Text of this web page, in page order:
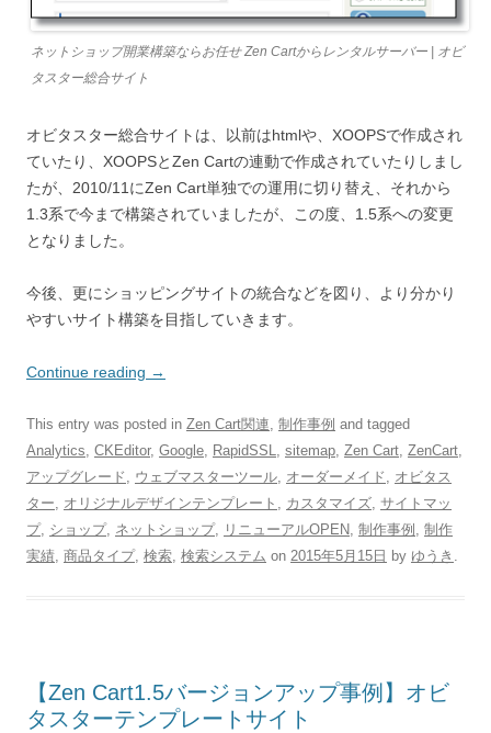
ネットショップ開業構築ならお任せ Zen Cartからレンタルサーバー | オビ
タスター総合サイト
オビタスター総合サイトは、以前はhtmlや、XOOPSで作成され
ていたり、XOOPSとZen Cartの連動で作成されていたりしまし
たが、2010/11にZen Cart単独での運用に切り替え、それから
1.3系で今まで構築されていましたが、この度、1.5系への変更
となりました。
今後、更にショッピングサイトの統合などを図り、より分かり
やすいサイト構築を目指していきます。
Continue reading →
This entry was posted in Zen Cart関連, 制作事例 and tagged
Analytics, CKEditor, Google, RapidSSL, sitemap, Zen Cart, ZenCart,
アップグレード , ウェブマスターツール, オーダーメイド , オビタス
ター, オリジナルデザインテンプレート , カスタマイズ, サイトマッ
プ, ショップ, ネットショップ, リニューアルOPEN, 制作事例 , 制作
実績, 商品タイプ, 検索, 検索システム on 2015年5月15日 by ゆうき .
【Zen Cart1.5バージョンアップ事例】オビ
タスターテンプレートサイト